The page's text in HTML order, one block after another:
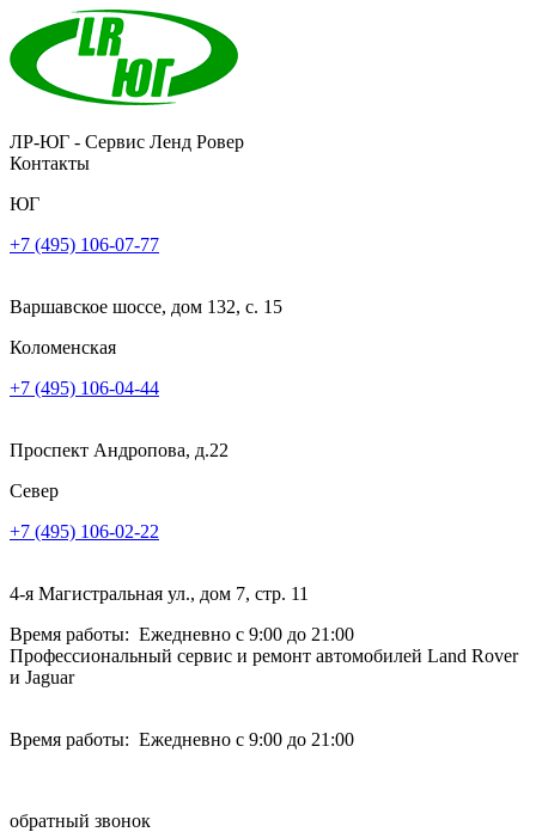
ЛР-ЮГ - Сервис Ленд Ровер
Контакты
ЮГ
+7 (495) 106-07-77
Варшавское шоссе, дом 132, с. 15
Коломенская
+7 (495) 106-04-44
Проспект Андропова, д.22
Север
+7 (495) 106-02-22
4-я Магистральная ул., дом 7, стр. 11
Время работы: Ежедневно с 9:00 до 21:00
Профессиональный сервис и ремонт автомобилей Land Rover
и Jaguar
Время работы: Ежедневно с 9:00 до 21:00
обратный звонок